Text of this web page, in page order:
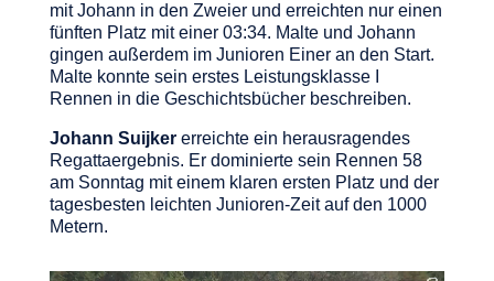
mit Johann in den Zweier und erreichten nur einen
fünften Platz mit einer 03:34. Malte und Johann
gingen außerdem im Junioren Einer an den Start.
Malte konnte sein erstes Leistungsklasse I
Rennen in die Geschichtsbücher beschreiben.
Johann Suijkererreichte ein herausragendes
Regattaergebnis. Er dominierte sein Rennen 58
am Sonntag mit einem klaren ersten Platz und der
tagesbesten leichten Junioren-Zeit auf den 1000
Metern.